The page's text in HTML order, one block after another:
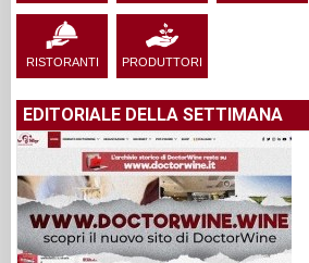
RISTORANTI PRODUTTORI
EDITORIALE DELLA SETTIMANA